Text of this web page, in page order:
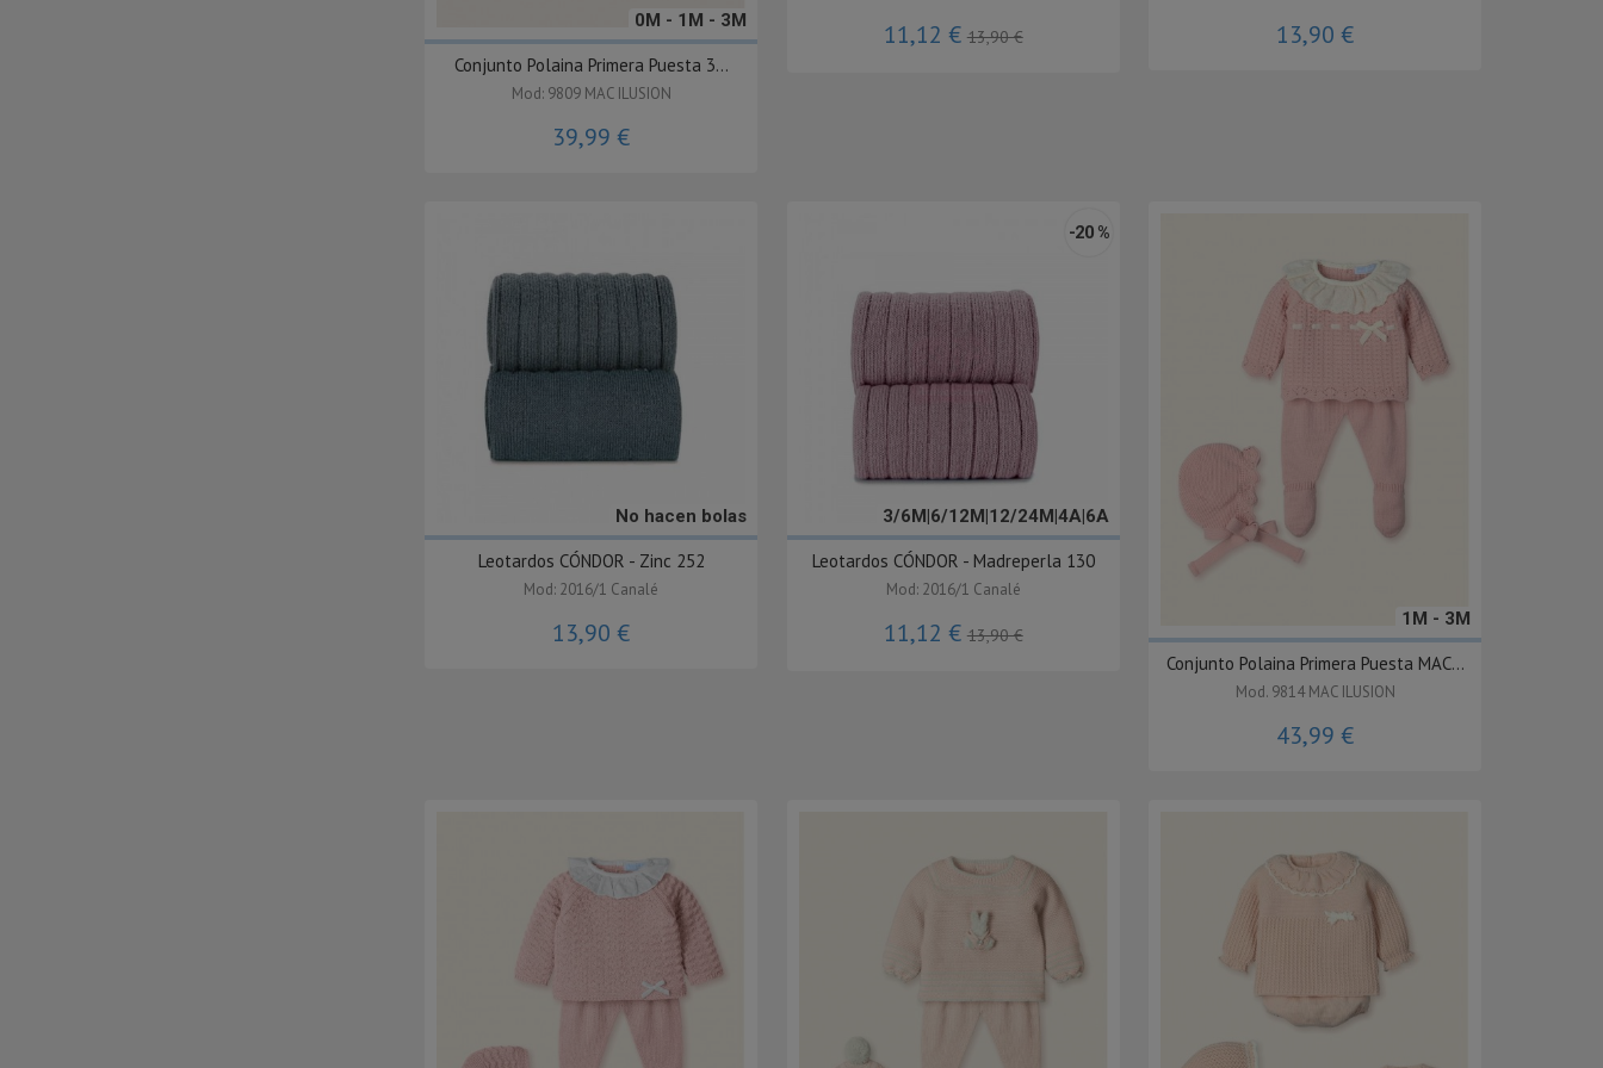
0M - 1M - 3M
Conjunto Polaina Primera Puesta 3...
Mod: 9809 MAC ILUSION
39,99 €
11,12 € 13,90 € 13,90 €
No hacen bolas
Leotardos CÓNDOR - Zinc 252
Mod: 2016/1 Canalé
13,90 €
3/6M|6/12M|12/24M|4A|6A
-20 %
Leotardos CÓNDOR - Madreperla 130
Mod: 2016/1 Canalé
11,12 € 13,90 €
1M - 3M
Conjunto Polaina Primera Puesta MAC...
Mod. 9814 MAC ILUSION
43,99 €